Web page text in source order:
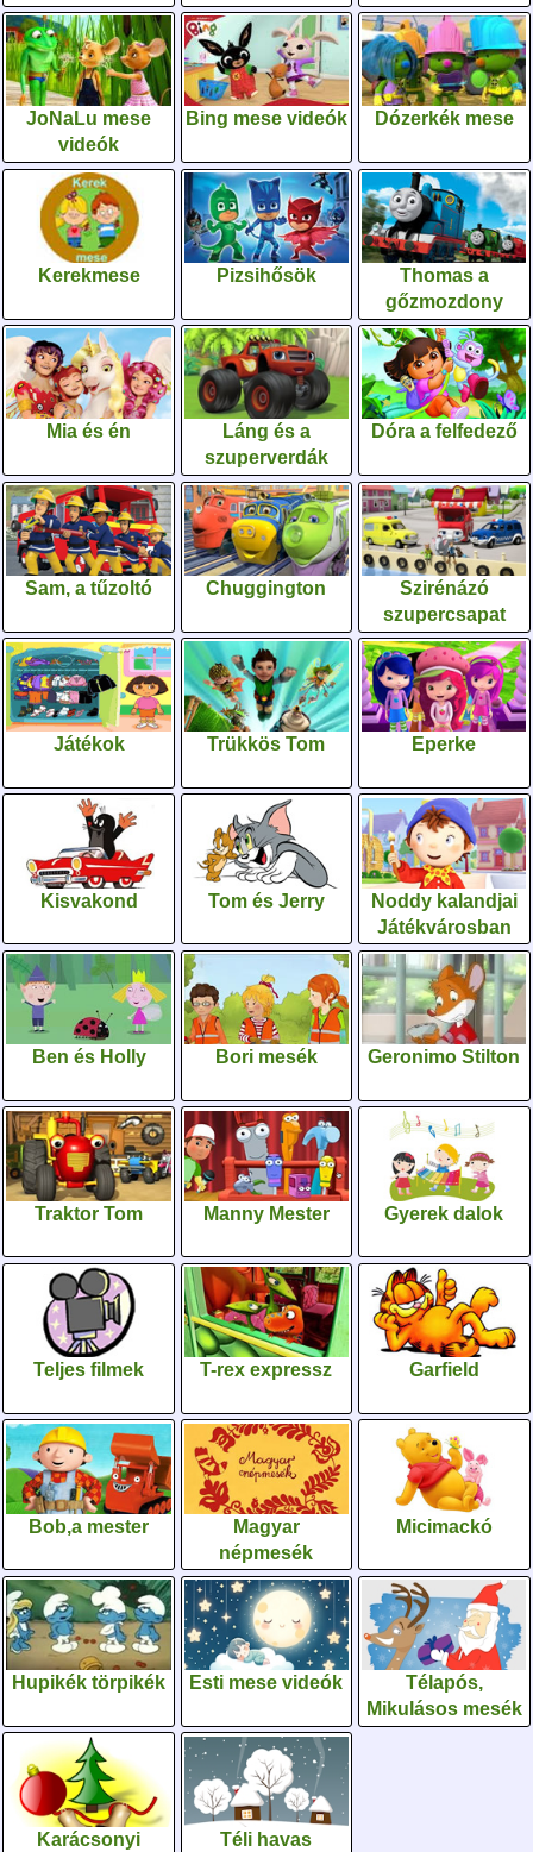
JoNaLu mese
videók
Bing mese videók Dózerkék mese
Kerekmese Pizsihősök
Thomas a
gőzmozdony
Mia és én
Láng és a
szuperverdák
Dóra a felfedező
Sam, a tűzoltó Chuggington
Szirénázó
szupercsapat
Játékok Trükkös Tom Eperke
Kisvakond Tom és Jerry
Noddy kalandjai
Játékvárosban
Ben és Holly Bori mesék Geronimo Stilton
Traktor Tom Manny Mester Gyerek dalok
Teljes filmek T-rex expressz Garfield
Bob,a mester
Magyar
népmesék
Micimackó
Hupikék törpikék Esti mese videók
Télapós,
Mikulásos mesék
Karácsonyi Téli havas